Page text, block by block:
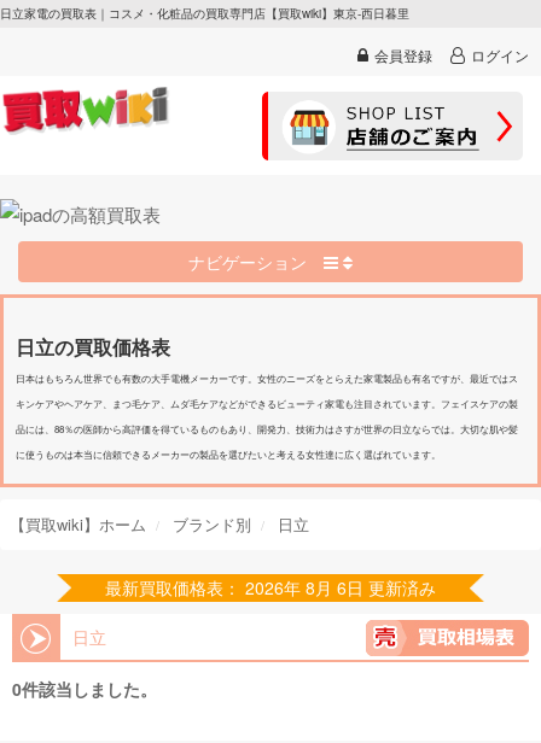
日立家電の買取表｜コスメ・化粧品の買取専門店【買取wiki】東京-西日暮里
会員登録 ログイン
ナビゲーション
日立の買取価格表
日本はもちろん世界でも有数の大手電機メーカーです。女性のニーズをとらえた家電製品も有名ですが、最近ではス
キンケアやヘアケア、まつ毛ケア、ムダ毛ケアなどができるビューティ家電も注目されています。フェイスケアの製
品には、88％の医師から高評価を得ているものもあり、開発力、技術力はさすが世界の日立ならでは。大切な肌や髪
に使うものは本当に信頼できるメーカーの製品を選びたいと考える女性達に広く選ばれています。
【買取wiki】ホーム ブランド別 日立
最新買取価格表： 2026年 8月 6日 更新済み
日立
0件該当しました。